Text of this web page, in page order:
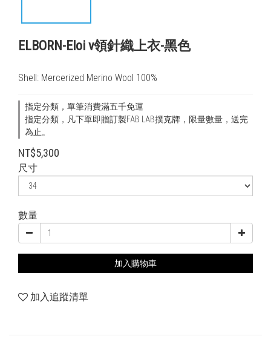
ELBORN-Eloi v領針織上衣-黑色
Shell: Mercerized Merino Wool 100%
指定分類，單筆消費滿五千免運
指定分類，凡下單即贈訂製FAB LAB撲克牌，限量數量，送完
為止。
NT$5,300
尺寸
數量
加入購物車
加入追蹤清單